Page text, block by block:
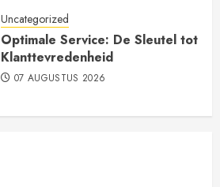
Uncategorized
Optimale Service: De Sleutel tot
Klanttevredenheid
07 AUGUSTUS 2026